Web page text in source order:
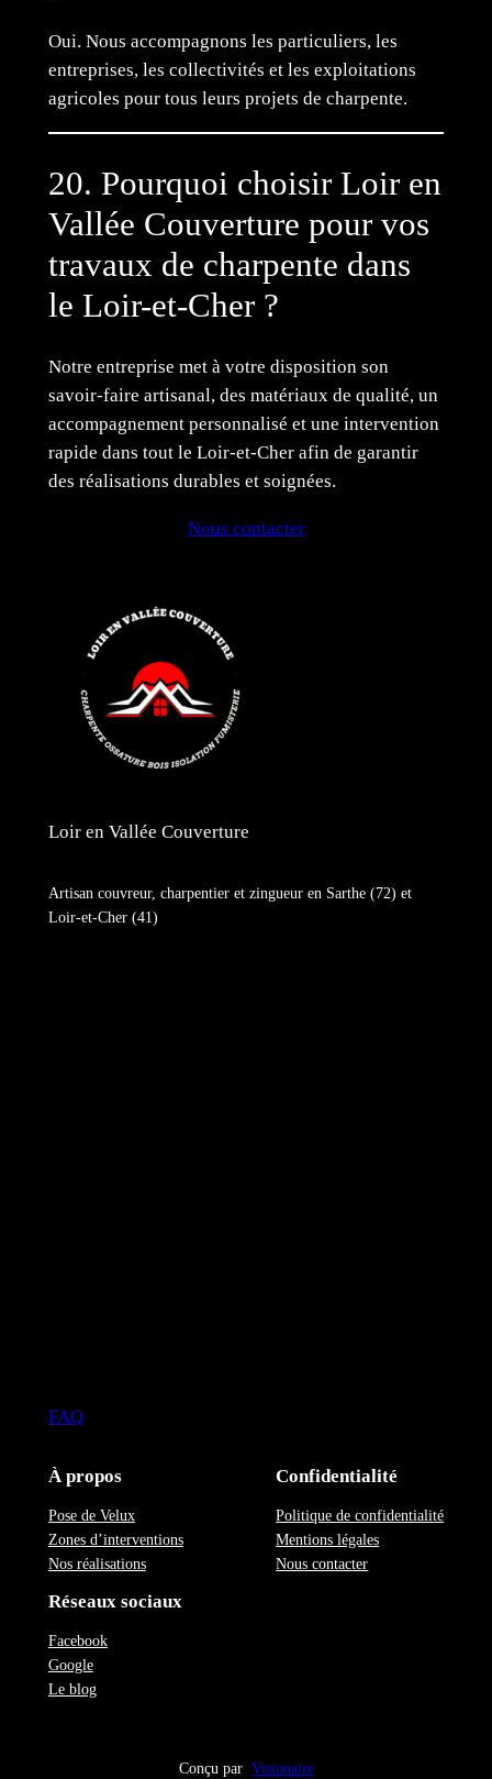
Oui. Nous accompagnons les particuliers, les
entreprises, les collectivités et les exploitations
agricoles pour tous leurs projets de charpente.
20. Pourquoi choisir Loir en
Vallée Couverture pour vos
travaux de charpente dans
le Loir-et-Cher ?
Notre entreprise met à votre disposition son
savoir-faire artisanal, des matériaux de qualité, un
accompagnement personnalisé et une intervention
rapide dans tout le Loir-et-Cher afin de garantir
des réalisations durables et soignées.
Nous contacter
Loir en Vallée Couverture
Artisan couvreur, charpentier et zingueur en Sarthe (72) et
Loir-et-Cher (41)
FAQ
À propos
Pose de Velux
Zones d’interventions
Nos réalisations
Confidentialité
Politique de confidentialité
Mentions légales
Nous contacter
Réseaux sociaux
Facebook
Google
Le blog
Conçu par Visionaire